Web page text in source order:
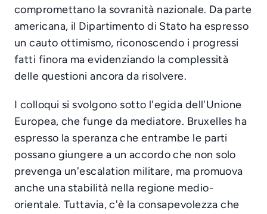
compromettano la sovranità nazionale. Da parte
americana, il Dipartimento di Stato ha espresso
un cauto ottimismo, riconoscendo i progressi
fatti finora ma evidenziando la complessità
delle questioni ancora da risolvere.
I colloqui si svolgono sotto l'egida dell'Unione
Europea, che funge da mediatore. Bruxelles ha
espresso la speranza che entrambe le parti
possano giungere a un accordo che non solo
prevenga un'escalation militare, ma promuova
anche una stabilità nella regione medio-
orientale. Tuttavia, c'è la consapevolezza che